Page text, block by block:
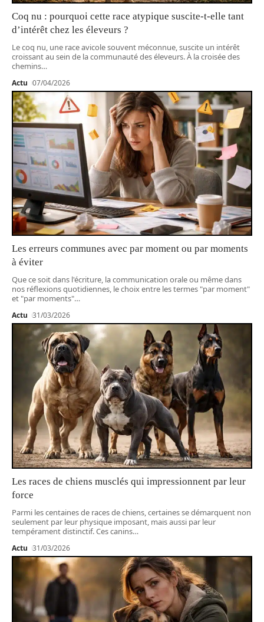
Coq nu : pourquoi cette race atypique suscite-t-elle tant
d’intérêt chez les éleveurs ?
Le coq nu, une race avicole souvent méconnue, suscite un intérêt
croissant au sein de la communauté des éleveurs. À la croisée des
chemins…
Actu 07/04/2026
Les erreurs communes avec par moment ou par moments
à éviter
Que ce soit dans l'écriture, la communication orale ou même dans
nos réflexions quotidiennes, le choix entre les termes "par moment"
et "par moments"…
Actu 31/03/2026
Les races de chiens musclés qui impressionnent par leur
force
Parmi les centaines de races de chiens, certaines se démarquent non
seulement par leur physique imposant, mais aussi par leur
tempérament distinctif. Ces canins…
Actu 31/03/2026